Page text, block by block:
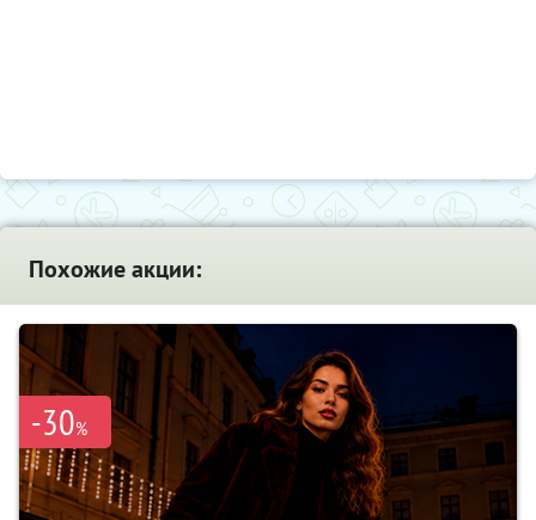
Похожие акции:
-30%